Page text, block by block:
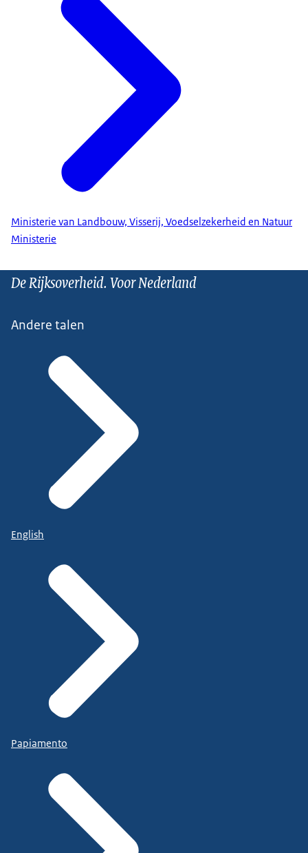
Ministerie van Landbouw, Visserij, Voedselzekerheid en Natuur
Ministerie
De Rijksoverheid. Voor Nederland
Andere talen
English
Papiamento